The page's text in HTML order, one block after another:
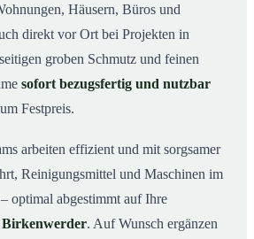
Häusern, Büros und
direkt vor Ort bei Projekten in
groben Schmutz und feinen
sofort bezugsfertig und nutzbar
Festpreis.
arbeiten effizient und mit sorgsamer
Reinigungsmittel und Maschinen im
optimal abgestimmt auf Ihre
. Auf Wunsch ergänzen